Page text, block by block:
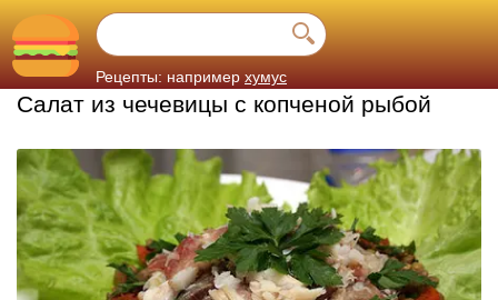
Рецепты: например хумус
Салат из чечевицы с копченой рыбой